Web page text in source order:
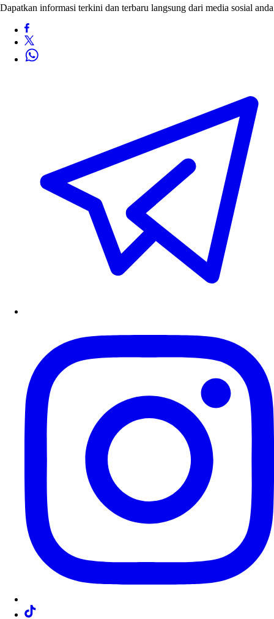
Dapatkan informasi terkini dan terbaru langsung dari media sosial anda